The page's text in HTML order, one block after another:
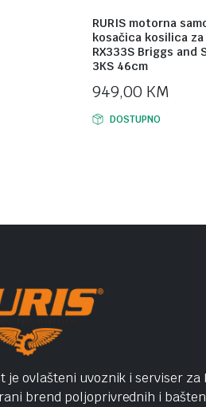
RURIS motorna
kosačica kosilica
RX333S Briggs and
3KS 46cm
949,00 KM
DOSTUPNO
je ovlašteni uvoznik i serviser za
brend poljoprivrednih i